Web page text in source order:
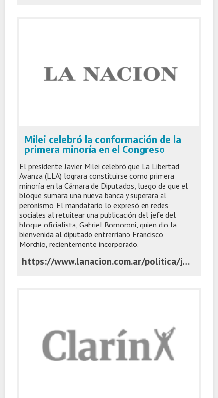
Milei celebró la conformación de la
primera minoría en el Congreso
El presidente Javier Milei celebró que La Libertad
Avanza (LLA) lograra constituirse como primera
minoría en la Cámara de Diputados, luego de que el
bloque sumara una nueva banca y superara al
peronismo. El mandatario lo expresó en redes
sociales al retuitear una publicación del jefe del
bloque oficialista, Gabriel Bornoroni, quien dio la
bienvenida al diputado entrerriano Francisco
Morchio, recientemente incorporado.
https://www.lanacion.com.ar/politica/javier-milei-en-vivo-las-ultimas-medidas-del-gobierno-nid02122025/